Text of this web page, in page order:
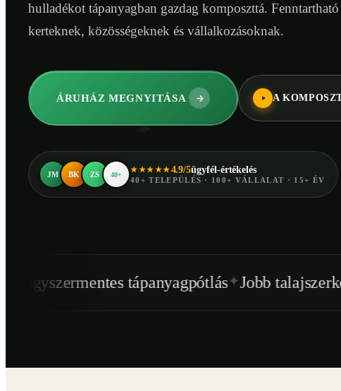
hulladékot tápanyagban gazdag komposzttá.
kerteknek, közösségeknek és vállalkozásoknak.
ÁRUHÁZ MEGNYITÁSA A
JM BK ZS 40+
★★★★★4.9/5ügyfél-értékelés
40+ TELEPÜLÉS · 100+ VÁLLALAT · 15+ ÉV
tápanyagpótlás✦Jobb talajszerkezet✦